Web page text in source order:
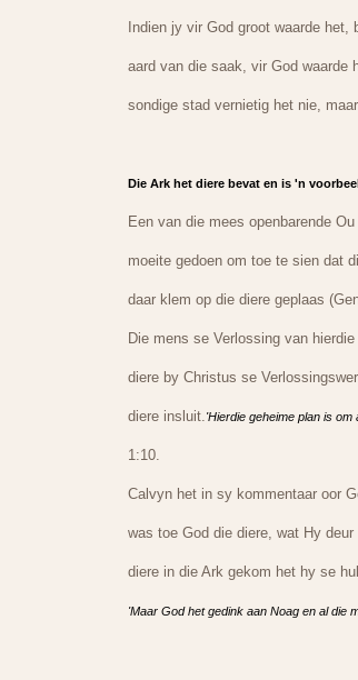
Indien jy vir God groot waarde
aard van die saak, vir God waarde
sondige stad vernietig het nie,
Die Ark het diere bevat en is 'n
Een van die mees openbarende
moeite gedoen om toe te sien dat
daar klem op die diere geplaas
Die mens se Verlossing van
diere by Christus se
diere insluit. 'Hierdie geheime plan is
1:10.
Calvyn het in sy kommentaar oor
was toe God die diere, wat Hy
diere in die Ark gekom het hy se
'Maar God het gedink aan Noag en al die